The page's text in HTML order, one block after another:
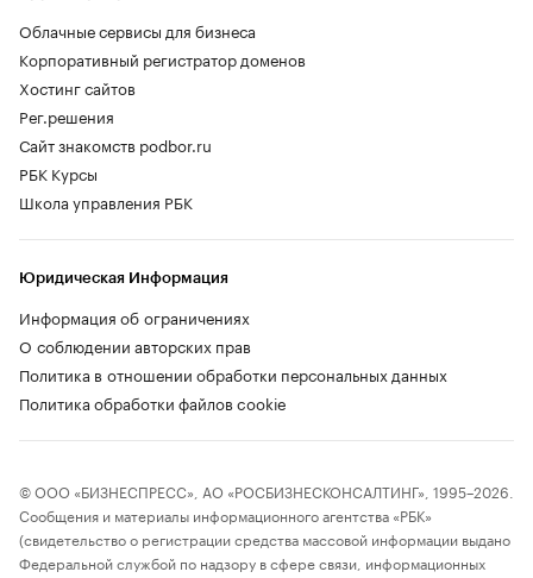
Облачные сервисы для бизнеса
Корпоративный регистратор доменов
Хостинг сайтов
Рег.решения
Сайт знакомств podbor.ru
РБК Курсы
Школа управления РБК
Юридическая Информация
Информация об ограничениях
О соблюдении авторских прав
Политика в отношении обработки персональных данных
Политика обработки файлов cookie
© ООО «БИЗНЕСПРЕСС», АО «РОСБИЗНЕСКОНСАЛТИНГ», 1995–2026.
Сообщения и материалы информационного агентства «РБК»
(свидетельство о регистрации средства массовой информации выдано
Федеральной службой по надзору в сфере связи, информационных